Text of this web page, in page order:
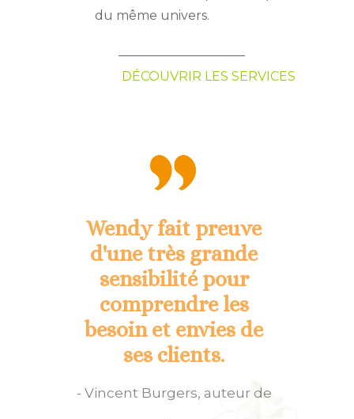
du même univers.
——————————
DÉCOUVRIR LES SERVICES
Wendy fait preuve
d'une très grande
sensibilité pour
comprendre les
besoin et envies de
ses clients.
- Vincent Burgers, auteur de